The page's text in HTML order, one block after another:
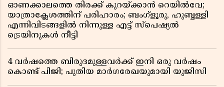
ഓണക്കാലത്തെ തിരക്ക് കുറയ്ക്കാൻ റെയിൽവേ;
യാത്രാക്ലേശത്തിന് പരിഹാരം; ബംഗ്ളൂരു, ഹുബ്ബള്ളി
എന്നിവിടങ്ങളിൽ നിന്നുള്ള എട്ട് സ്പെഷ്യൽ
ട്രെയിനുകൾ നീട്ടി
4 വർഷത്തെ ബിരുദമുള്ളവർക്ക് ഇനി ഒരു വർഷം
കൊണ്ട് പിജി; പുതിയ മാർഗരേഖയുമായി യുജിസി